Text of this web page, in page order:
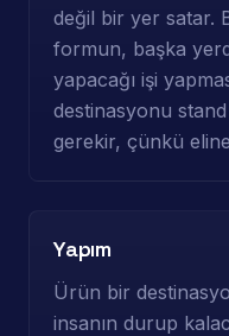
değil bir yer satar.
formun, başka
yapacağı işi
destinasyonu
gerekir, çünkü
Yapım
Ürün bir
insanın durup